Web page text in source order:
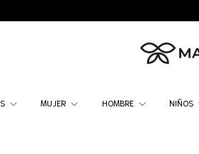
MUJER HOMBRE NIÑOS